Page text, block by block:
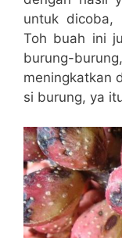
untuk dicoba,
Toh buah ini
burung-
meningkatkan
si burung, ya